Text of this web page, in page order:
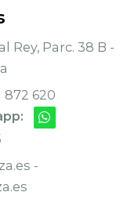
Rey, Parc. 38 B -
872 620
-